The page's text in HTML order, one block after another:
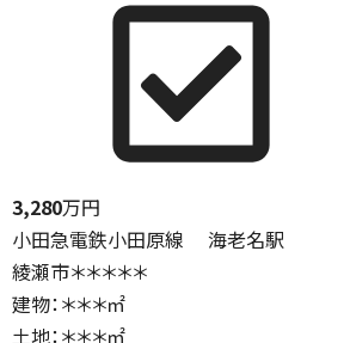
3,280万円
小田急電鉄小田原線 海老名駅
綾瀬市＊＊＊＊＊
建物：＊＊＊㎡
土地：＊＊＊㎡